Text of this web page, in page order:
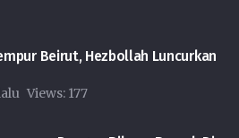
Beirut, Hezbollah Luncurkan
Views: 177